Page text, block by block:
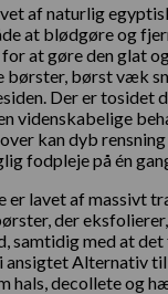
af naturlig
at blødgøre og
at gøre den glat
børster, børst væk
Der er tosidet
videnskabelige
kan dyb
fodpleje på én
er lavet af massivt
der
samtidig med at
ansigtet Alternativ
hals, decollete og